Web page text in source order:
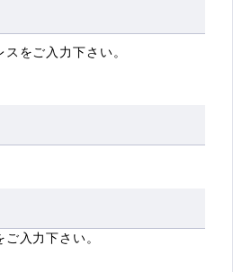
をご入力下さい。
入力下さい。